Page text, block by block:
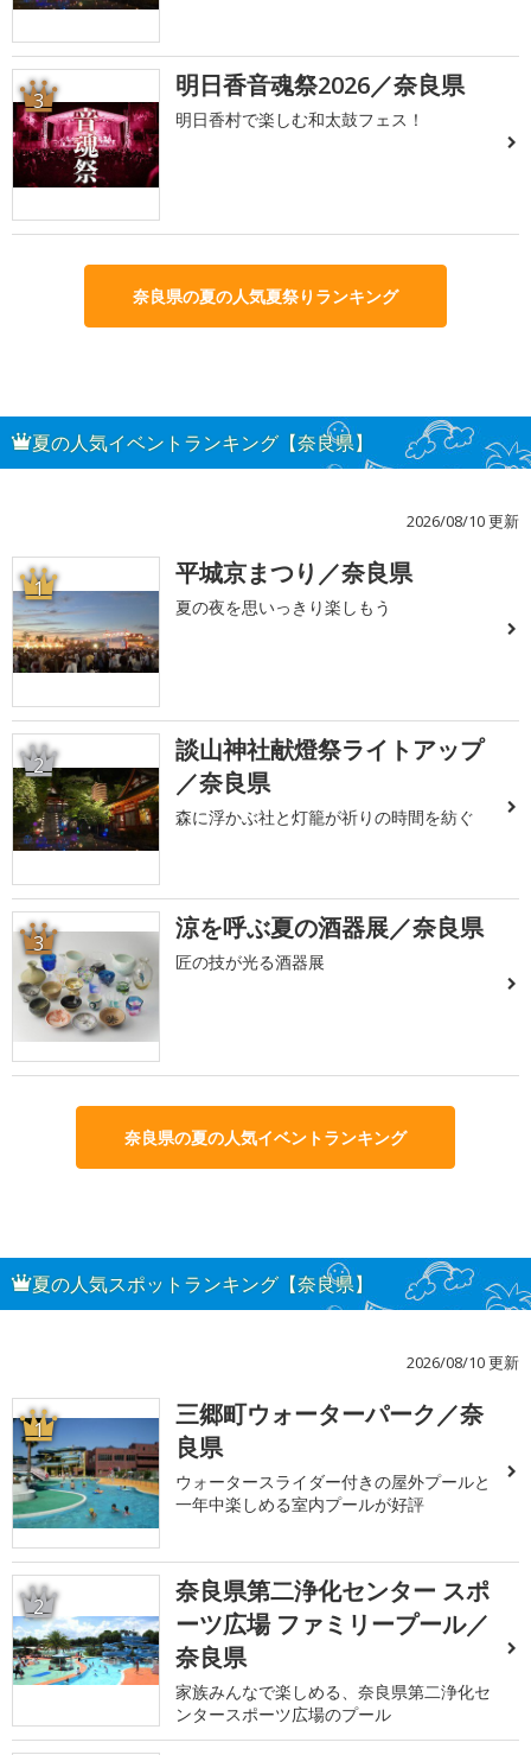
3 明日香音魂祭2026／奈良県
明日香村で楽しむ和太鼓フェス！
奈良県の夏の人気夏祭りランキング
夏の人気イベントランキング【奈良県】
2026/08/10 更新
1 平城京まつり／奈良県
夏の夜を思いっきり楽しもう
2
談山神社献燈祭ライトアップ
／奈良県
森に浮かぶ社と灯籠が祈りの時間を紡ぐ
3 涼を呼ぶ夏の酒器展／奈良県
匠の技が光る酒器展
奈良県の夏の人気イベントランキング
夏の人気スポットランキング【奈良県】
2026/08/10 更新
1
三郷町ウォーターパーク／奈
良県
ウォータースライダー付きの屋外プールと
一年中楽しめる室内プールが好評
2
奈良県第二浄化センター スポ
ーツ広場 ファミリープール／
奈良県
家族みんなで楽しめる、奈良県第二浄化セ
ンタースポーツ広場のプール